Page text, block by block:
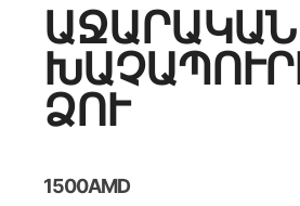
ԱՋԱՐԱԿԱՆ
ՁՈՒ
1500AMD